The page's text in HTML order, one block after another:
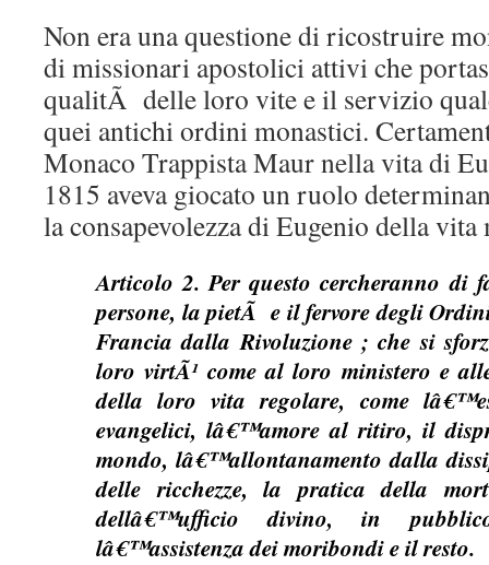
Non era una questione di ricostruire
di missionari apostolici attivi che
qualitÃ delle loro vite e il servizio
quei antichi ordini monastici.
Monaco Trappista Maur nella vita di
1815 aveva giocato un ruolo
la consapevolezza di Eugenio della vita
Articolo 2. Per questo cercheranno di
persone, la pietÃ e il fervore degli
Francia dalla Rivoluzione ; che si
loro virtÃ¹ come al loro ministero e
della loro vita regolare, come
evangelici, lâ€™amore al ritiro, il
mondo, lâ€™allontanamento dalla
delle ricchezze, la pratica della
dellâ€™ufficio divino, in
lâ€™assistenza dei moribondi e il resto.